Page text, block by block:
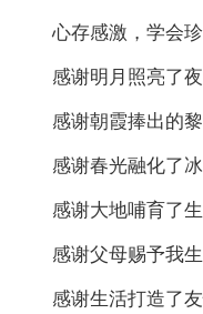
心存感激，学会
感谢明月照亮了
感谢朝霞捧出的
感谢春光融化了
感谢大地哺育了
感谢父母赐予我
感谢生活打造了